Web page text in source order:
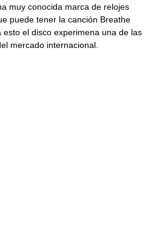
muy conocida marca de relojes
puede tener la canción Breathe
el disco experimena una de las
mercado internacional.